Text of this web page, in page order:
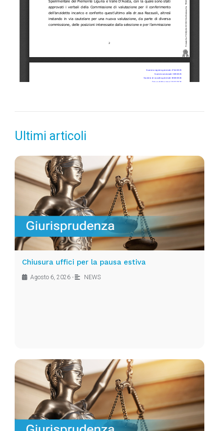
Ultimi articoli
Chiusura uffici per la pausa estiva
Agosto 6, 2026 • NEWS